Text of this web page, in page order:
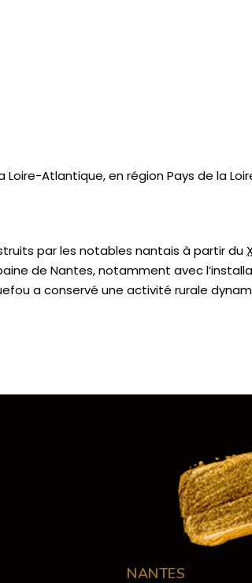
Atlantique, en région Pays de la
par les notables nantais à partir du
de Nantes, notamment avec
a conservé une activité rurale
NANTES